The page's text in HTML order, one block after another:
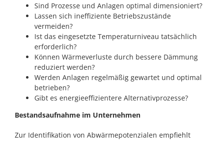
Sind Prozesse und Anlagen optimal dimensioniert?
Lassen sich ineffiziente Betriebszustände
vermeiden?
Ist das eingesetzte Temperaturniveau tatsächlich
erforderlich?
Können Wärmeverluste durch bessere Dämmung
reduziert werden?
Werden Anlagen regelmäßig gewartet und optimal
betrieben?
Gibt es energieeffizientere Alternativprozesse?
Bestandsaufnahme im Unternehmen
Zur Identifikation von Abwärmepotenzialen empfiehlt